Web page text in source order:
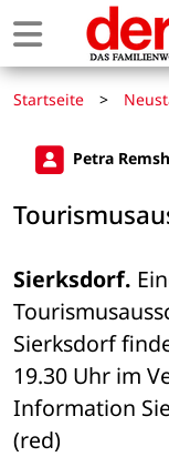
Startseite >
Petra
Sierksdorf.
Sierksdorf
19.30 Uhr im
Information
(red)